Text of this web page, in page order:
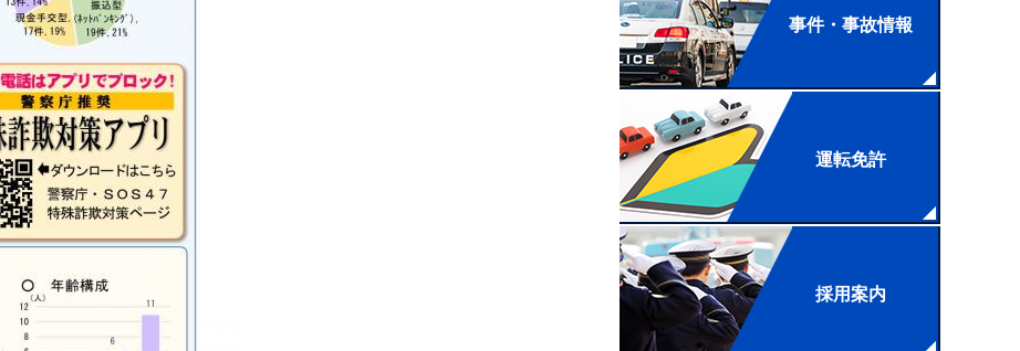
事件・事故情報
運転免許
採用案内